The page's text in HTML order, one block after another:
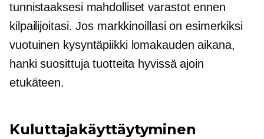
tunnistaaksesi mahdolliset varastot ennen
kilpailijoitasi. Jos markkinoillasi on esimerkiksi
vuotuinen kysyntäpiikki lomakauden aikana,
hanki suosittuja tuotteita hyvissä ajoin
etukäteen.
Kuluttajakäyttäytyminen